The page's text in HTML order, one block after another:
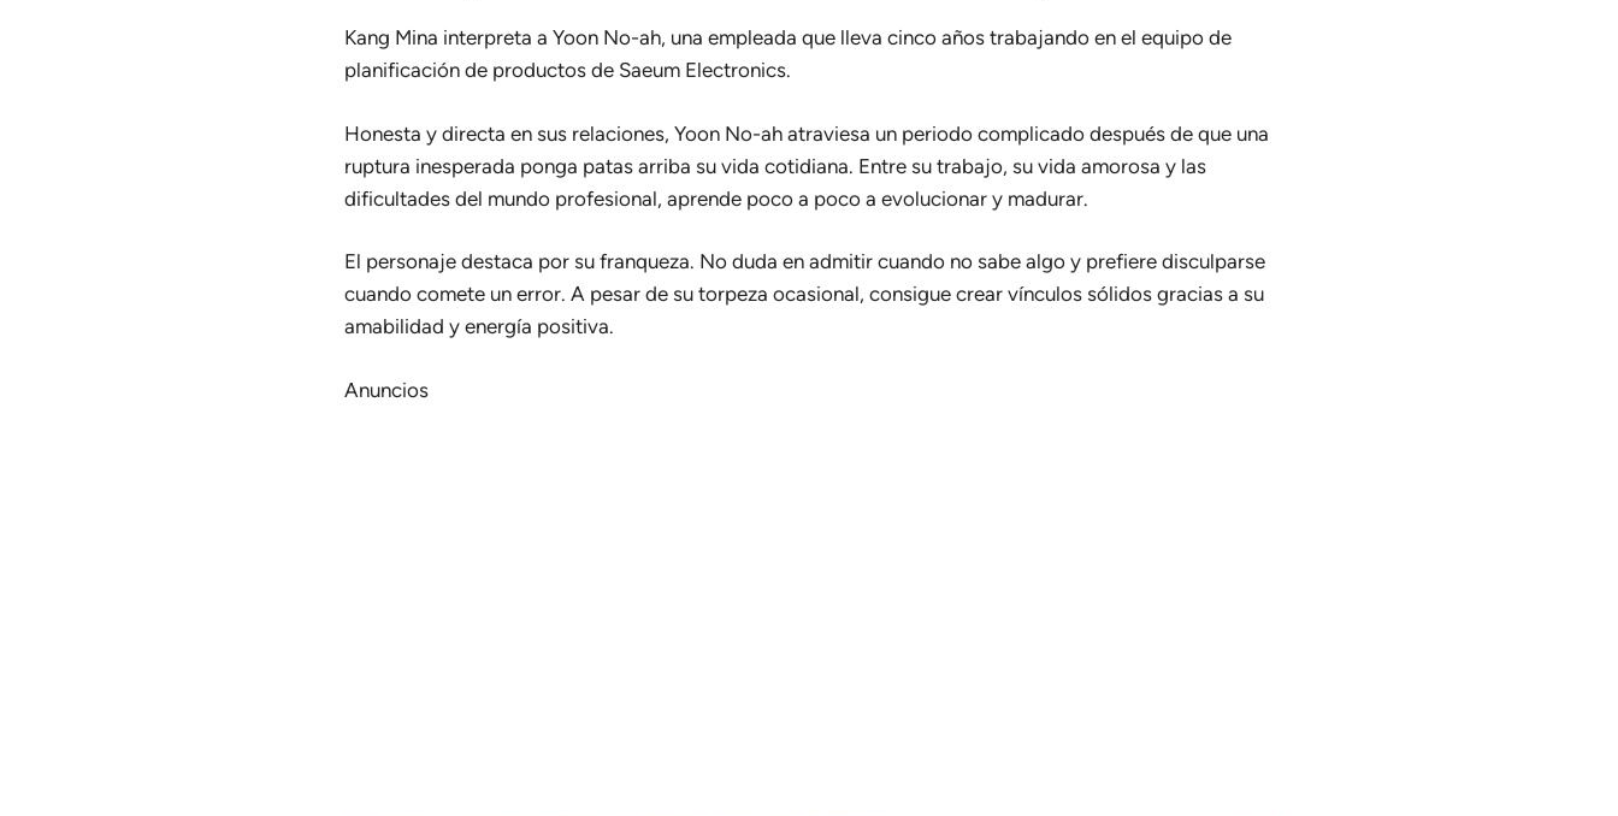
Kang Mina interpreta a Yoon No-ah, una empleada que lleva cinco años trabajando en el equipo de
planificación de productos de Saeum Electronics.
Honesta y directa en sus relaciones, Yoon No-ah atraviesa un periodo complicado después de que una
ruptura inesperada ponga patas arriba su vida cotidiana. Entre su trabajo, su vida amorosa y las
dificultades del mundo profesional, aprende poco a poco a evolucionar y madurar.
El personaje destaca por su franqueza. No duda en admitir cuando no sabe algo y prefiere disculparse
cuando comete un error. A pesar de su torpeza ocasional, consigue crear vínculos sólidos gracias a su
amabilidad y energía positiva.
Anuncios